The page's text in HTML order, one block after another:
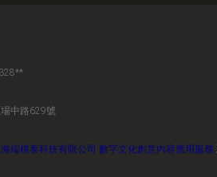
中路629號
海端棋泰科技有限公司 數字文化創意內容應用服務